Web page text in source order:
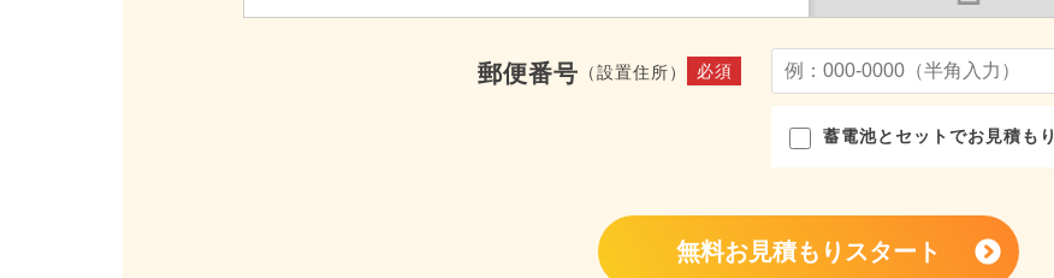
郵便番号 （設置住所） 必須
蓄電池とセットでお見積もり
無料お見積もりスタート